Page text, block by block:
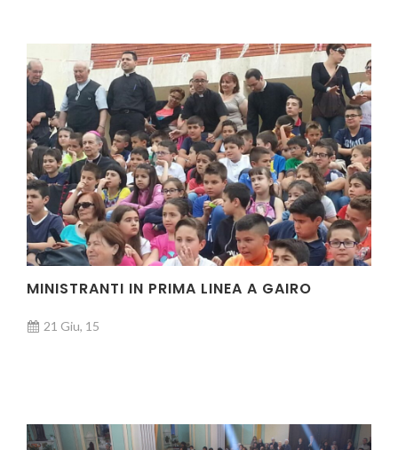
MINISTRANTI IN PRIMA LINEA A GAIRO
21 Giu, 15